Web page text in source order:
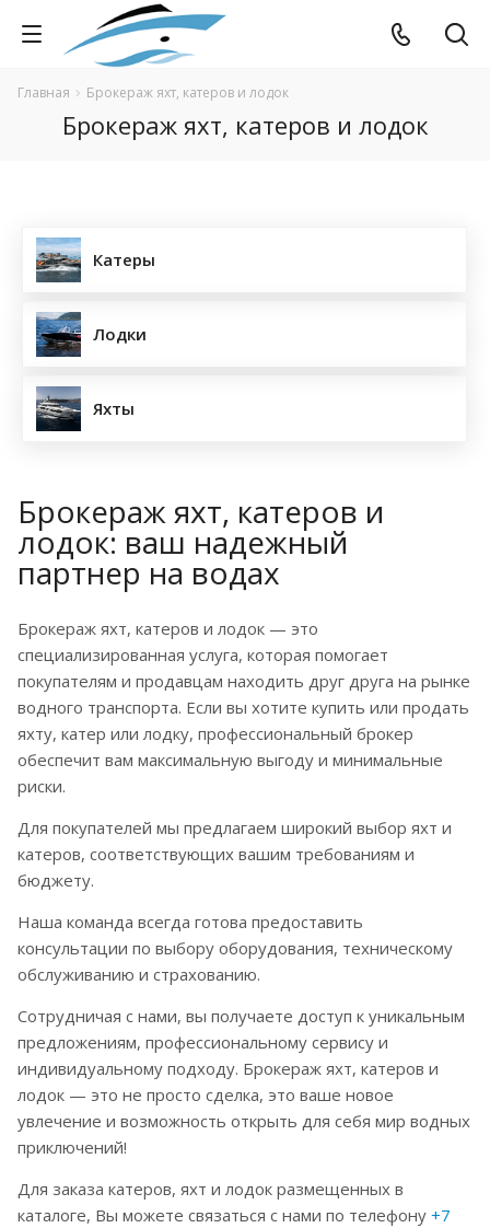
Главная Брокераж яхт, катеров и лодок
Брокераж яхт, катеров и лодок
Катеры
Лодки
Яхты
Брокераж яхт, катеров и
лодок: ваш надежный
партнер на водах
Брокераж яхт, катеров и лодок — это
специализированная услуга, которая помогает
покупателям и продавцам находить друг друга на рынке
водного транспорта. Если вы хотите купить или продать
яхту, катер или лодку, профессиональный брокер
обеспечит вам максимальную выгоду и минимальные
риски.
Для покупателей мы предлагаем широкий выбор яхт и
катеров, соответствующих вашим требованиям и
бюджету.
Наша команда всегда готова предоставить
консультации по выбору оборудования, техническому
обслуживанию и страхованию.
Сотрудничая с нами, вы получаете доступ к уникальным
предложениям, профессиональному сервису и
индивидуальному подходу. Брокераж яхт, катеров и
лодок — это не просто сделка, это ваше новое
увлечение и возможность открыть для себя мир водных
приключений!
Для заказа катеров, яхт и лодок размещенных в
каталоге, Вы можете связаться с нами по телефону +7